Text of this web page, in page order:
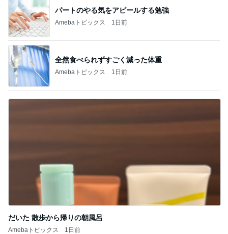
パートのやる気をアピールする勉強
Amebaトピックス 1日前
全然食べられずすごく減った体重
Amebaトピックス 1日前
だいた 散歩から帰りの朝風呂
Amebaトピックス 1日前